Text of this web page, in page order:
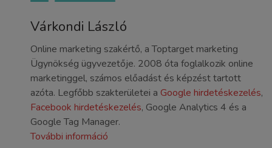
Várkondi László
Online marketing szakértő, a Toptarget marketing
Ügynökség ügyvezetője. 2008 óta foglalkozik online
marketinggel, számos előadást és képzést tartott
azóta. Legfőbb szakterületei a Google hirdetéskezelés,
Facebook hirdetéskezelés, Google Analytics 4 és a
Google Tag Manager.
További információ